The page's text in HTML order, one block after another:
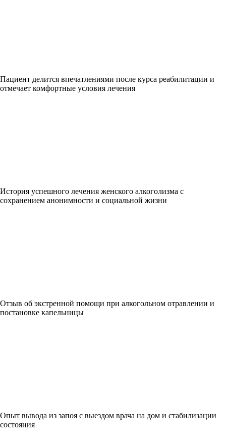
Пациент делится впечатлениями после курса реабилитации и
отмечает комфортные условия лечения
История успешного лечения женского алкоголизма с
сохранением анонимности и социальной жизни
Отзыв об экстренной помощи при алкогольном отравлении и
постановке капельницы
Опыт вывода из запоя с выездом врача на дом и стабилизации
состояния